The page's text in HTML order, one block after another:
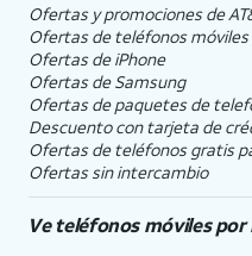
Ofertas y promociones de
Ofertas de teléfonos móviles
Ofertas deiPhone
Ofertas de Samsung
Ofertas de paquetes de
Descuento con tarjeta de
Ofertas de teléfonos gratis
Ofertas sin intercambio
Ve teléfonos móviles por